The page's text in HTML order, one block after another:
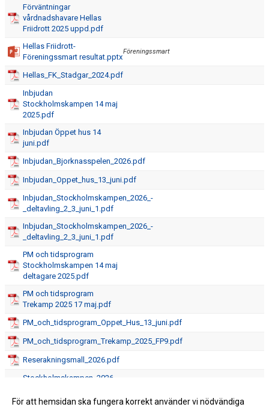
Förväntningar
vårdnadshavare Hellas
Friidrott 2025 uppd.pdf
Hellas Friidrott-
Föreningssmart resultat.pptx
Föreningssmart
Hellas_FK_Stadgar_2024.pdf
Inbjudan
Stockholmskampen 14 maj
2025.pdf
Inbjudan Öppet hus 14
juni.pdf
Inbjudan_Bjorknasspelen_2026.pdf
Inbjudan_Oppet_hus_13_juni.pdf
Inbjudan_Stockholmskampen_2026_-
_deltavling_2_3_juni_1.pdf
Inbjudan_Stockholmskampen_2026_-
_deltavling_2_3_juni_1.pdf
PM och tidsprogram
Stockholmskampen 14 maj
deltagare 2025.pdf
PM och tidsprogram
Trekamp 2025 17 maj.pdf
PM_och_tidsprogram_Oppet_Hus_13_juni.pdf
PM_och_tidsprogram_Trekamp_2025_FP9.pdf
Reserakningsmall_2026.pdf
Stockholmskampen_2026_-
För att hemsidan ska fungera korrekt använder vi nödvändiga